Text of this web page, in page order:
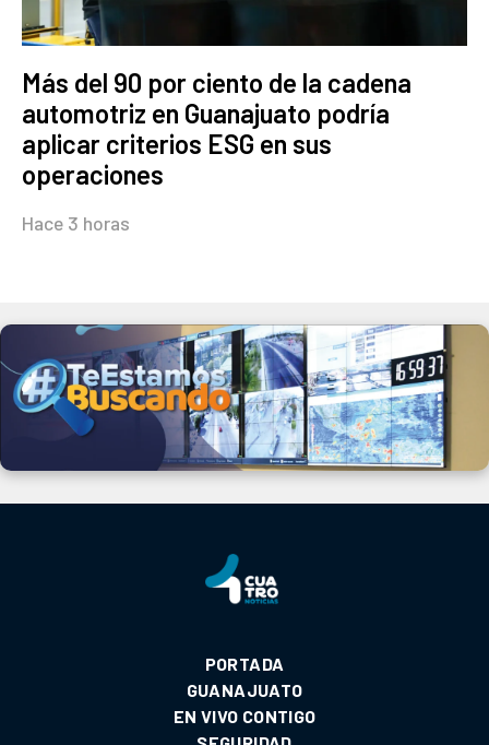
Más del 90 por ciento de la cadena
automotriz en Guanajuato podría
aplicar criterios ESG en sus
operaciones
Hace 3 horas
PORTADA
GUANAJUATO
EN VIVO CONTIGO